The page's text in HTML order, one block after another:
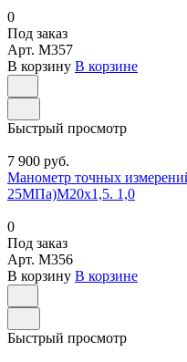
0
Под заказ
Арт. M357
В корзину В корзине
Быстрый просмотр
7 900 руб.
Манометр точных
25МПа)М20х1,5. 1,0
0
Под заказ
Арт. M356
В корзину В корзине
Быстрый просмотр